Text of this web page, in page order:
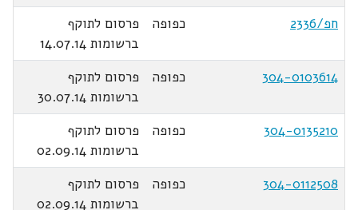
חפ/2336
כפופה
פרסום לתוקף
ברשומות 14.07.14
304-0103614
כפופה
פרסום לתוקף
ברשומות 30.07.14
304-0135210
כפופה
פרסום לתוקף
ברשומות 02.09.14
304-0112508
כפופה
פרסום לתוקף
ברשומות 02.09.14